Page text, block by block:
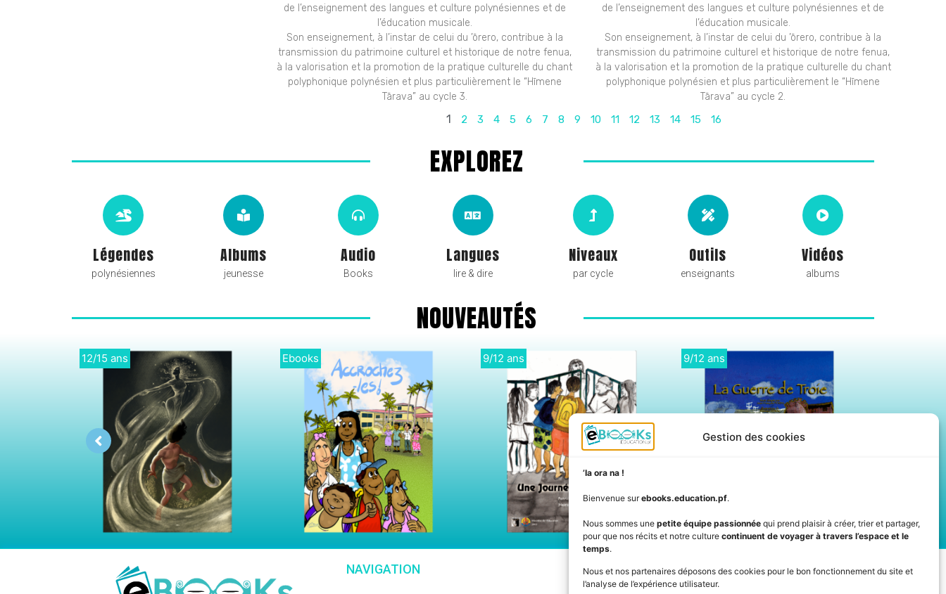
Gestion des cookies
’Ia ora na !
Bienvenue surebooks.education.pf.
Nous sommes une petite équipe passionnée qui prend plaisir à créer, trier et partager,
pour que nos récits et notre culture continuent de voyager à travers l’espace et le
temps.
Nous et nos partenaires déposons des cookies pour le bon fonctionnement du site et
l’analyse de l’expérience utilisateur.
de l’enseignement des langues et culture polynésiennes et de
l’éducation musicale.
Son enseignement, à l’instar de celui du ’ōrero, contribue à la
transmission du patrimoine culturel et historique de notre fenua,
à la valorisation et la promotion de la pratique culturelle du chant
polyphonique polynésien et plus particulièrement le “Hīmene
Tārava” au cycle 3.
de l’enseignement des langues et culture polynésiennes et de
l’éducation musicale.
Son enseignement, à l’instar de celui du ’ōrero, contribue à la
transmission du patrimoine culturel et historique de notre fenua,
à la valorisation et la promotion de la pratique culturelle du chant
polyphonique polynésien et plus particulièrement le “Hīmene
Tārava” au cycle 2.
1 2 3 4 5 6 7 8 9 10 11 12 13 14 15 16
EXPLOREZ
Légendes
polynésiennes
Albums
jeunesse
Audio
Books
Langues
lire & dire
Niveaux
par cycle
Outils
enseignants
Vidéos
albums
NOUVEAUTÉS
9/12 ans Cycle 3 Didactique Didactique
NAVIGATION SUIVEZ L'ACTUALITÉ DE L'ÉDUCATION